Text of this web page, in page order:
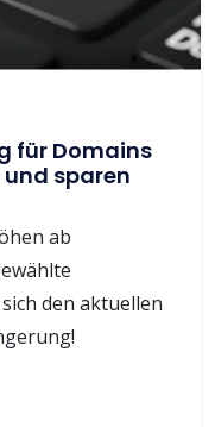
für Domains
sparen
ab
den aktuellen